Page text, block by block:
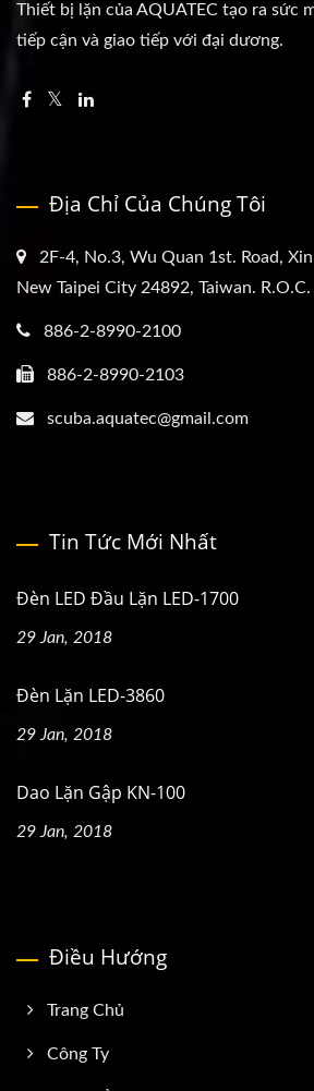
Thiết bị lặn của AQUATEC tạo ra sức
tiếp cận và giao tiếp với đại dương.
Địa Chỉ Của Chúng Tôi
2F-4, No.3, Wu Quan 1st. Road,
New Taipei City 24892, Taiwan. R.O.C.
886-2-8990-2100
886-2-8990-2103
scuba.aquatec@gmail.com
Tin Tức Mới Nhất
Đèn LED Đầu Lặn LED-1700
29 Jan, 2018
Đèn Lặn LED-3860
29 Jan, 2018
Dao Lặn Gập KN-100
29 Jan, 2018
Điều Hướng
Trang Chủ
Công Ty